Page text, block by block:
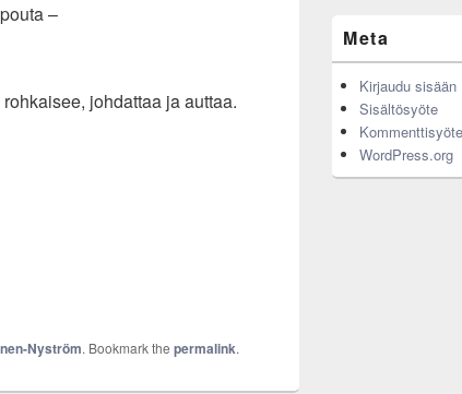
–
johdattaa ja auttaa.
Nyström. Bookmark the permalink.
Meta
Kirjaudu sisään
Sisältösyöte
Kommenttisyöte
WordPress.org